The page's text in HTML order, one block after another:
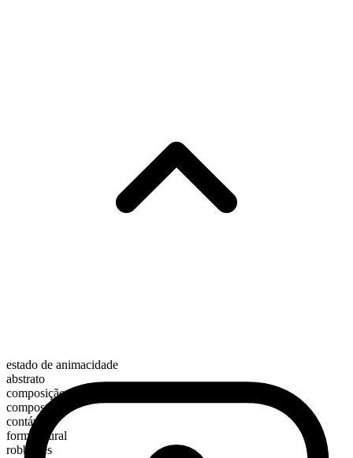
estado de animacidade
abstrato
composição morfológica
composto
contável
forma plural
robberies